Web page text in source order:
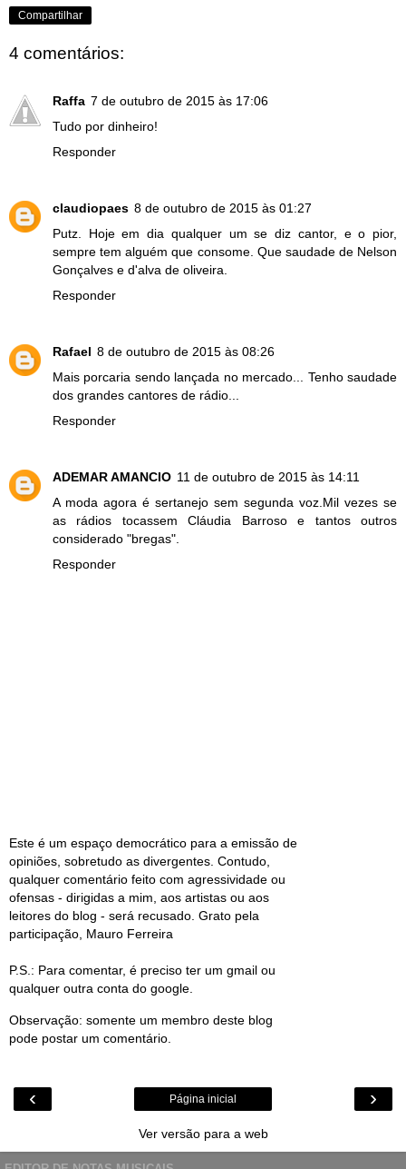
Compartilhar
4 comentários:
Raffa 7 de outubro de 2015 às 17:06
Tudo por dinheiro!
Responder
claudiopaes 8 de outubro de 2015 às 01:27
Putz. Hoje em dia qualquer um se diz cantor, e o pior,
sempre tem alguém que consome. Que saudade de Nelson
Gonçalves e d'alva de oliveira.
Responder
Rafael 8 de outubro de 2015 às 08:26
Mais porcaria sendo lançada no mercado... Tenho saudade
dos grandes cantores de rádio...
Responder
ADEMAR AMANCIO 11 de outubro de 2015 às 14:11
A moda agora é sertanejo sem segunda voz.Mil vezes se
as rádios tocassem Cláudia Barroso e tantos outros
considerado "bregas".
Responder
Este é um espaço democrático para a emissão de
opiniões, sobretudo as divergentes. Contudo,
qualquer comentário feito com agressividade ou
ofensas - dirigidas a mim, aos artistas ou aos
leitores do blog - será recusado. Grato pela
participação, Mauro Ferreira
P.S.: Para comentar, é preciso ter um gmail ou
qualquer outra conta do google.
Observação: somente um membro deste blog
pode postar um comentário.
‹ ›
Página inicial
Ver versão para a web